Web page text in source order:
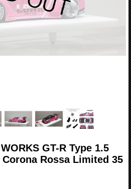
GT-R Type 1.5
Rossa Limited 35